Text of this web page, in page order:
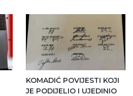
KOMADIĆ POVIJESTI KOJI
JE PODIJELIO I UJEDINIO